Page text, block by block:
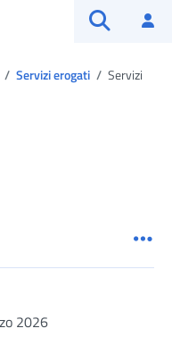
Servizi erogati
Servizi
2026